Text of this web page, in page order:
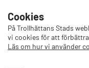
Cookies
På Trollhättans Stads
vi cookies för att
Läs om hur vi använder